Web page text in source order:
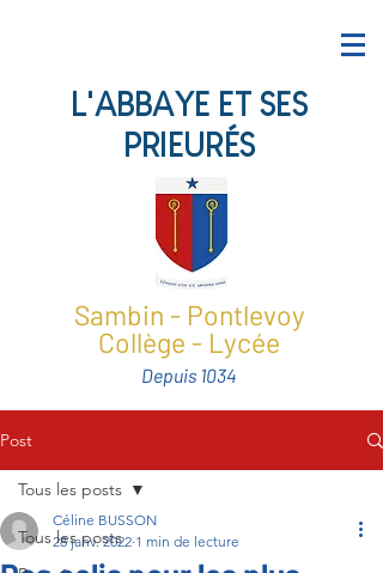
L'ABBAYE ET SES
PRIEURÉS
Sambin - Pontlevoy
Collège - Lycée
Depuis 1034
Post
Tous les posts
Tous les posts
Céline BUSSON
28 janv. 2022 1 min de lecture